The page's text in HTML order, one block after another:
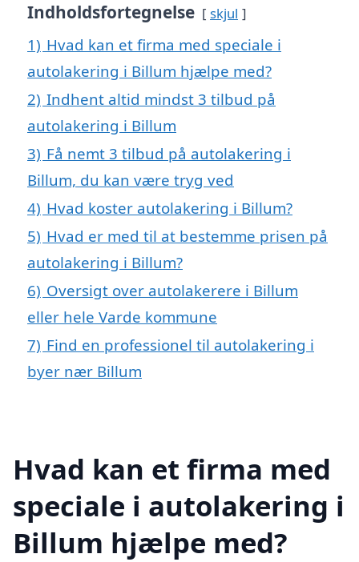
Indholdsfortegnelse skjul
1) Hvad kan et firma med speciale i
autolakering i Billum hjælpe med?
2) Indhent altid mindst 3 tilbud på
autolakering i Billum
3) Få nemt 3 tilbud på autolakering i
Billum, du kan være tryg ved
4) Hvad koster autolakering i Billum?
5) Hvad er med til at bestemme prisen på
autolakering i Billum?
6) Oversigt over autolakerere i Billum
eller hele Varde kommune
7) Find en professionel til autolakering i
byer nær Billum
Hvad kan et firma med
speciale i autolakering i
Billum hjælpe med?